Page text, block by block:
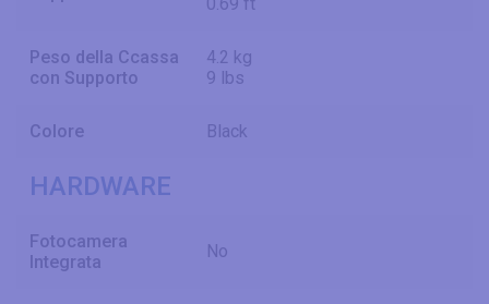
Peso della Ccassa
con Supporto
4.2 kg
9 lbs
Colore Black
HARDWARE
Fotocamera
Integrata
No